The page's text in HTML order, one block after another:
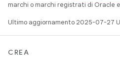
marchi o marchi registrati di Oracle
Ultimo aggiornamento 2025-07-27
CREA